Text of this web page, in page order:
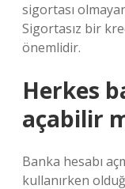
sigortası
Sigortasız bir
önemlidir.
Herkes
açabilir
Banka hesabı
kullanırken